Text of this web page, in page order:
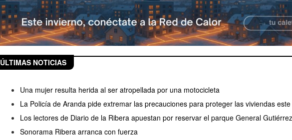
ÚLTIMAS NOTICIAS
Una mujer resulta herida al ser atropellada por una motocicleta
La Policía de Aranda pide extremar las precauciones para proteger las viviendas
Los lectores de Diario de la Ribera apuestan por reservar el parque General
Sonorama Ribera arranca con fuerza